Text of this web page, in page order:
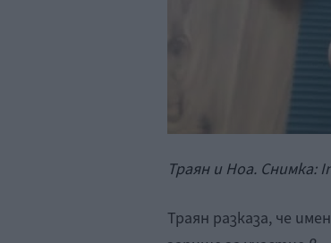
Траян и Ноа. Снимка:
Траян разказа, че